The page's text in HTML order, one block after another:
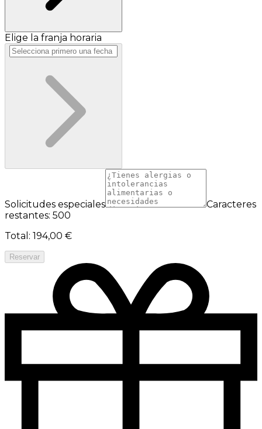
Elige la franja horaria
Solicitudes especiales
Caracteres
restantes: 500
Total : 194,00 €
Reservar